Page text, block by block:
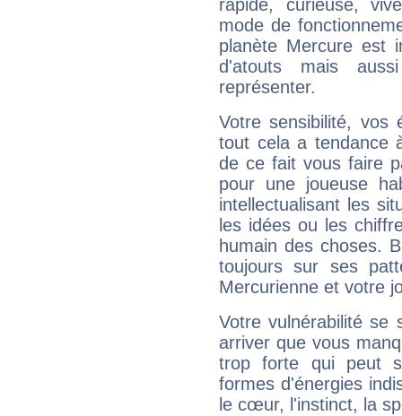
rapide, curieuse,
mode de
planète Mercure est
d'atouts mais
représenter.
Votre sensibilité,
tout cela a tendance
de ce fait vous faire
pour une joueuse
intellectualisant les
les idées ou les
humain des choses.
toujours sur ses
Mercurienne et votre
Votre vulnérabilité se
arriver que vous
trop forte qui peut
formes d'énergies
le cœur, l'instinct, la